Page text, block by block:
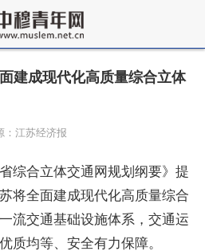
建成现代化高质量综合立体
：江苏经济报
综合立体交通网规划纲要》提
将全面建成现代化高质量综合
流交通基础设施体系，交通运
质均等、安全有力保障。